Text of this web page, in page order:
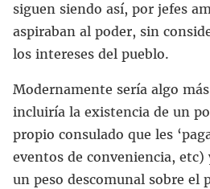
siguen siendo así, por jefes
aspiraban al poder, sin
los intereses del pueblo.
Modernamente sería algo
incluiría la existencia de un
propio consulado que les
eventos de conveniencia,
un peso descomunal sobre el